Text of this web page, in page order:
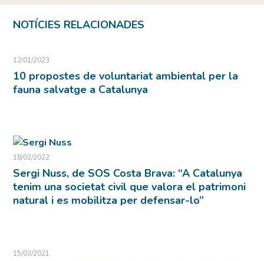
NOTÍCIES RELACIONADES
12/01/2023
10 propostes de voluntariat ambiental per la
fauna salvatge a Catalunya
18/02/2022
Sergi Nuss, de SOS Costa Brava: “A Catalunya
tenim una societat civil que valora el patrimoni
natural i es mobilitza per defensar-lo”
15/03/2021